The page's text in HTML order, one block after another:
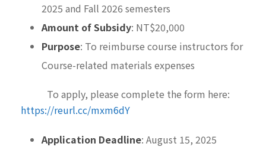
2025 and Fall 2026 semesters
Amount of Subsidy: NT$20,000
Purpose: To reimburse course instructors for
Course-related materials expenses
To apply, please complete the form here:
https://reurl.cc/mxm6dY
Application Deadline: August 15, 2025